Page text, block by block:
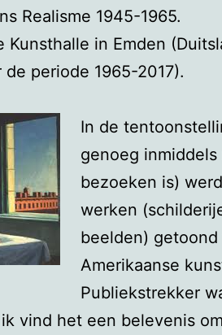
Realisme 1945-1965.
Kunsthalle in Emden
periode 1965-2017).
In de
genoeg
bezoeken is)
werken
beelden) getoond
Amerikaanse
Publiekstrekker
vind het een belevenis